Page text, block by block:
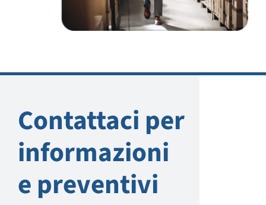
Contattaci per
informazioni
e preventivi